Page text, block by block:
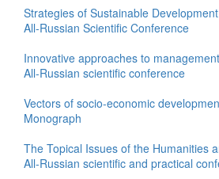
Strategies of Sustainable
All-Russian Scientific Conference
Innovative approaches to
All-Russian scientific conference
Vectors of socio-economic
Monograph
The Topical Issues of the Humanities
All-Russian scientific and practical